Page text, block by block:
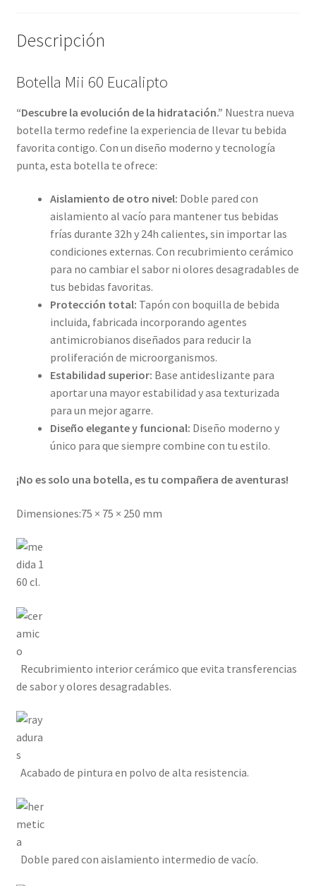
Descripción
Botella Mii 60 Eucalipto
“Descubre la evolución de la hidratación.” Nuestra nueva
botella termo redefine la experiencia de llevar tu bebida
favorita contigo. Con un diseño moderno y tecnología
punta, esta botella te ofrece:
Aislamiento de otro nivel: Doble pared con
aislamiento al vacío para mantener tus bebidas
frías durante 32h y 24h calientes, sin importar las
condiciones externas. Con recubrimiento cerámico
para no cambiar el sabor ni olores desagradables de
tus bebidas favoritas.
Protección total: Tapón con boquilla de bebida
incluida, fabricada incorporando agentes
antimicrobianos diseñados para reducir la
proliferación de microorganismos.
Estabilidad superior: Base antideslizante para
aportar una mayor estabilidad y asa texturizada
para un mejor agarre.
Diseño elegante y funcional: Diseño moderno y
único para que siempre combine con tu estilo.
¡No es solo una botella, es tu compañera de aventuras!
Dimensiones:75 × 75 × 250 mm
60 cl.
Recubrimiento interior cerámico que evita transferencias
de sabor y olores desagradables.
Acabado de pintura en polvo de alta resistencia.
Doble pared con aislamiento intermedio de vacío.